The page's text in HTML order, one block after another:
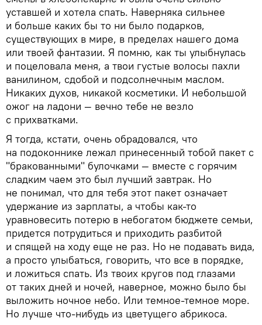
уставшей и хотела спать. Наверняка сильнее
и больше каких бы то ни было подарков,
существующих в мире, в пределах нашего дома
или твоей фантазии. Я помню, как ты улыбнулась
и поцеловала меня, а твои густые волосы пахли
ванилином, сдобой и подсолнечным маслом.
Никаких духов, никакой косметики. И небольшой
ожог на ладони — вечно тебе не везло
с прихватками.
Я тогда, кстати, очень обрадовался, что
на подоконнике лежал принесенный тобой пакет с
"бракованными" булочками — вместе с горячим
сладким чаем это был лучший завтрак. Но
не понимал, что для тебя этот пакет означает
удержание из зарплаты, а чтобы как-то
уравновесить потерю в небогатом бюджете семьи,
придется потрудиться и приходить разбитой
и спящей на ходу еще не раз. Но не подавать вида,
а просто улыбаться, говорить, что все в порядке,
и ложиться спать. Из твоих кругов под глазами
от таких дней и ночей, наверное, можно было бы
выложить ночное небо. Или темное-темное море.
Но лучше что-нибудь из цветущего абрикоса.